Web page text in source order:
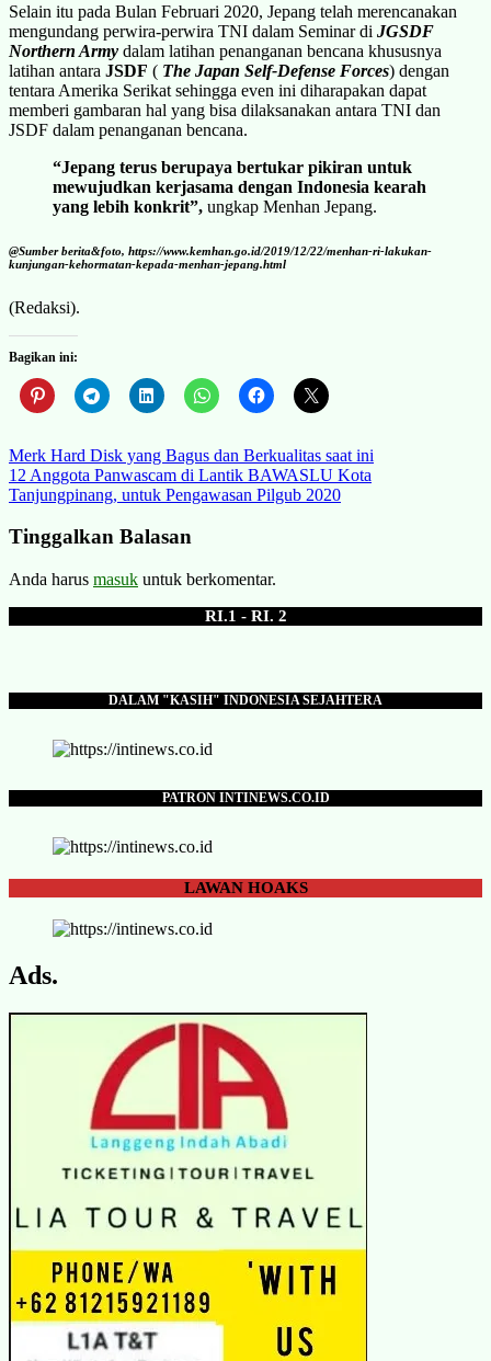
Selain itu pada Bulan Februari 2020, Jepang telah merencanakan
mengundang perwira-perwira TNI dalam Seminar di JGSDF
Northern Army dalam latihan penanganan bencana khususnya
latihan antara JSDF ( The Japan Self-Defense Forces) dengan
tentara Amerika Serikat sehingga even ini diharapakan dapat
memberi gambaran hal yang bisa dilaksanakan antara TNI dan
JSDF dalam penanganan bencana.
“Jepang terus berupaya bertukar pikiran untuk
mewujudkan kerjasama dengan Indonesia kearah
yang lebih konkrit”, ungkap Menhan Jepang.
@Sumber berita&foto, https://www.kemhan.go.id/2019/12/22/menhan-ri-lakukan-
kunjungan-kehormatan-kepada-menhan-jepang.html
(Redaksi).
Bagikan ini:
Navigasi
pos
Merk Hard Disk yang Bagus dan Berkualitas saat ini
12 Anggota Panwascam di Lantik BAWASLU Kota
Tanjungpinang, untuk Pengawasan Pilgub 2020
Tinggalkan Balasan
Anda harus masuk untuk berkomentar.
RI.1 - RI. 2
DALAM "KASIH" INDONESIA SEJAHTERA
PATRON INTINEWS.CO.ID
LAWANHOAKS
Ads.